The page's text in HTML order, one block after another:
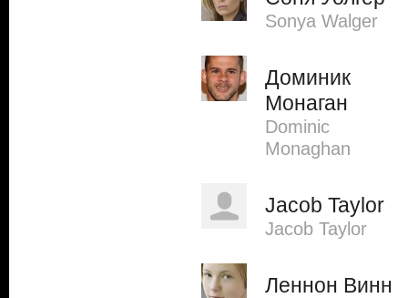
Sonya Walger
Доминик
Монаган
Dominic
Monaghan
Jacob Taylor
Jacob Taylor
Леннон Винн